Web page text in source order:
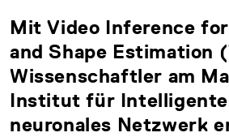
Mit Video Inference
and Shape Estimation
Wissenschaftler am
Institut für Intelligente
neuronales Netzwerk